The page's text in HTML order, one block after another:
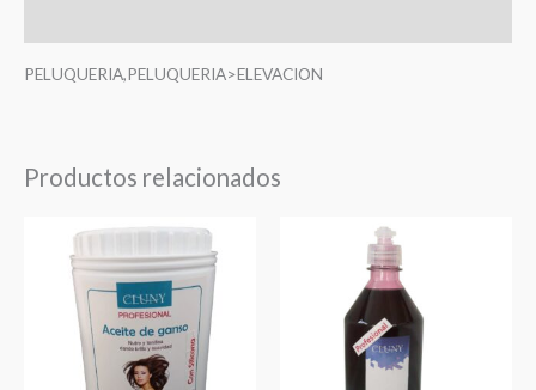
PELUQUERIA,PELUQUERIA>ELEVACION
Productos relacionados